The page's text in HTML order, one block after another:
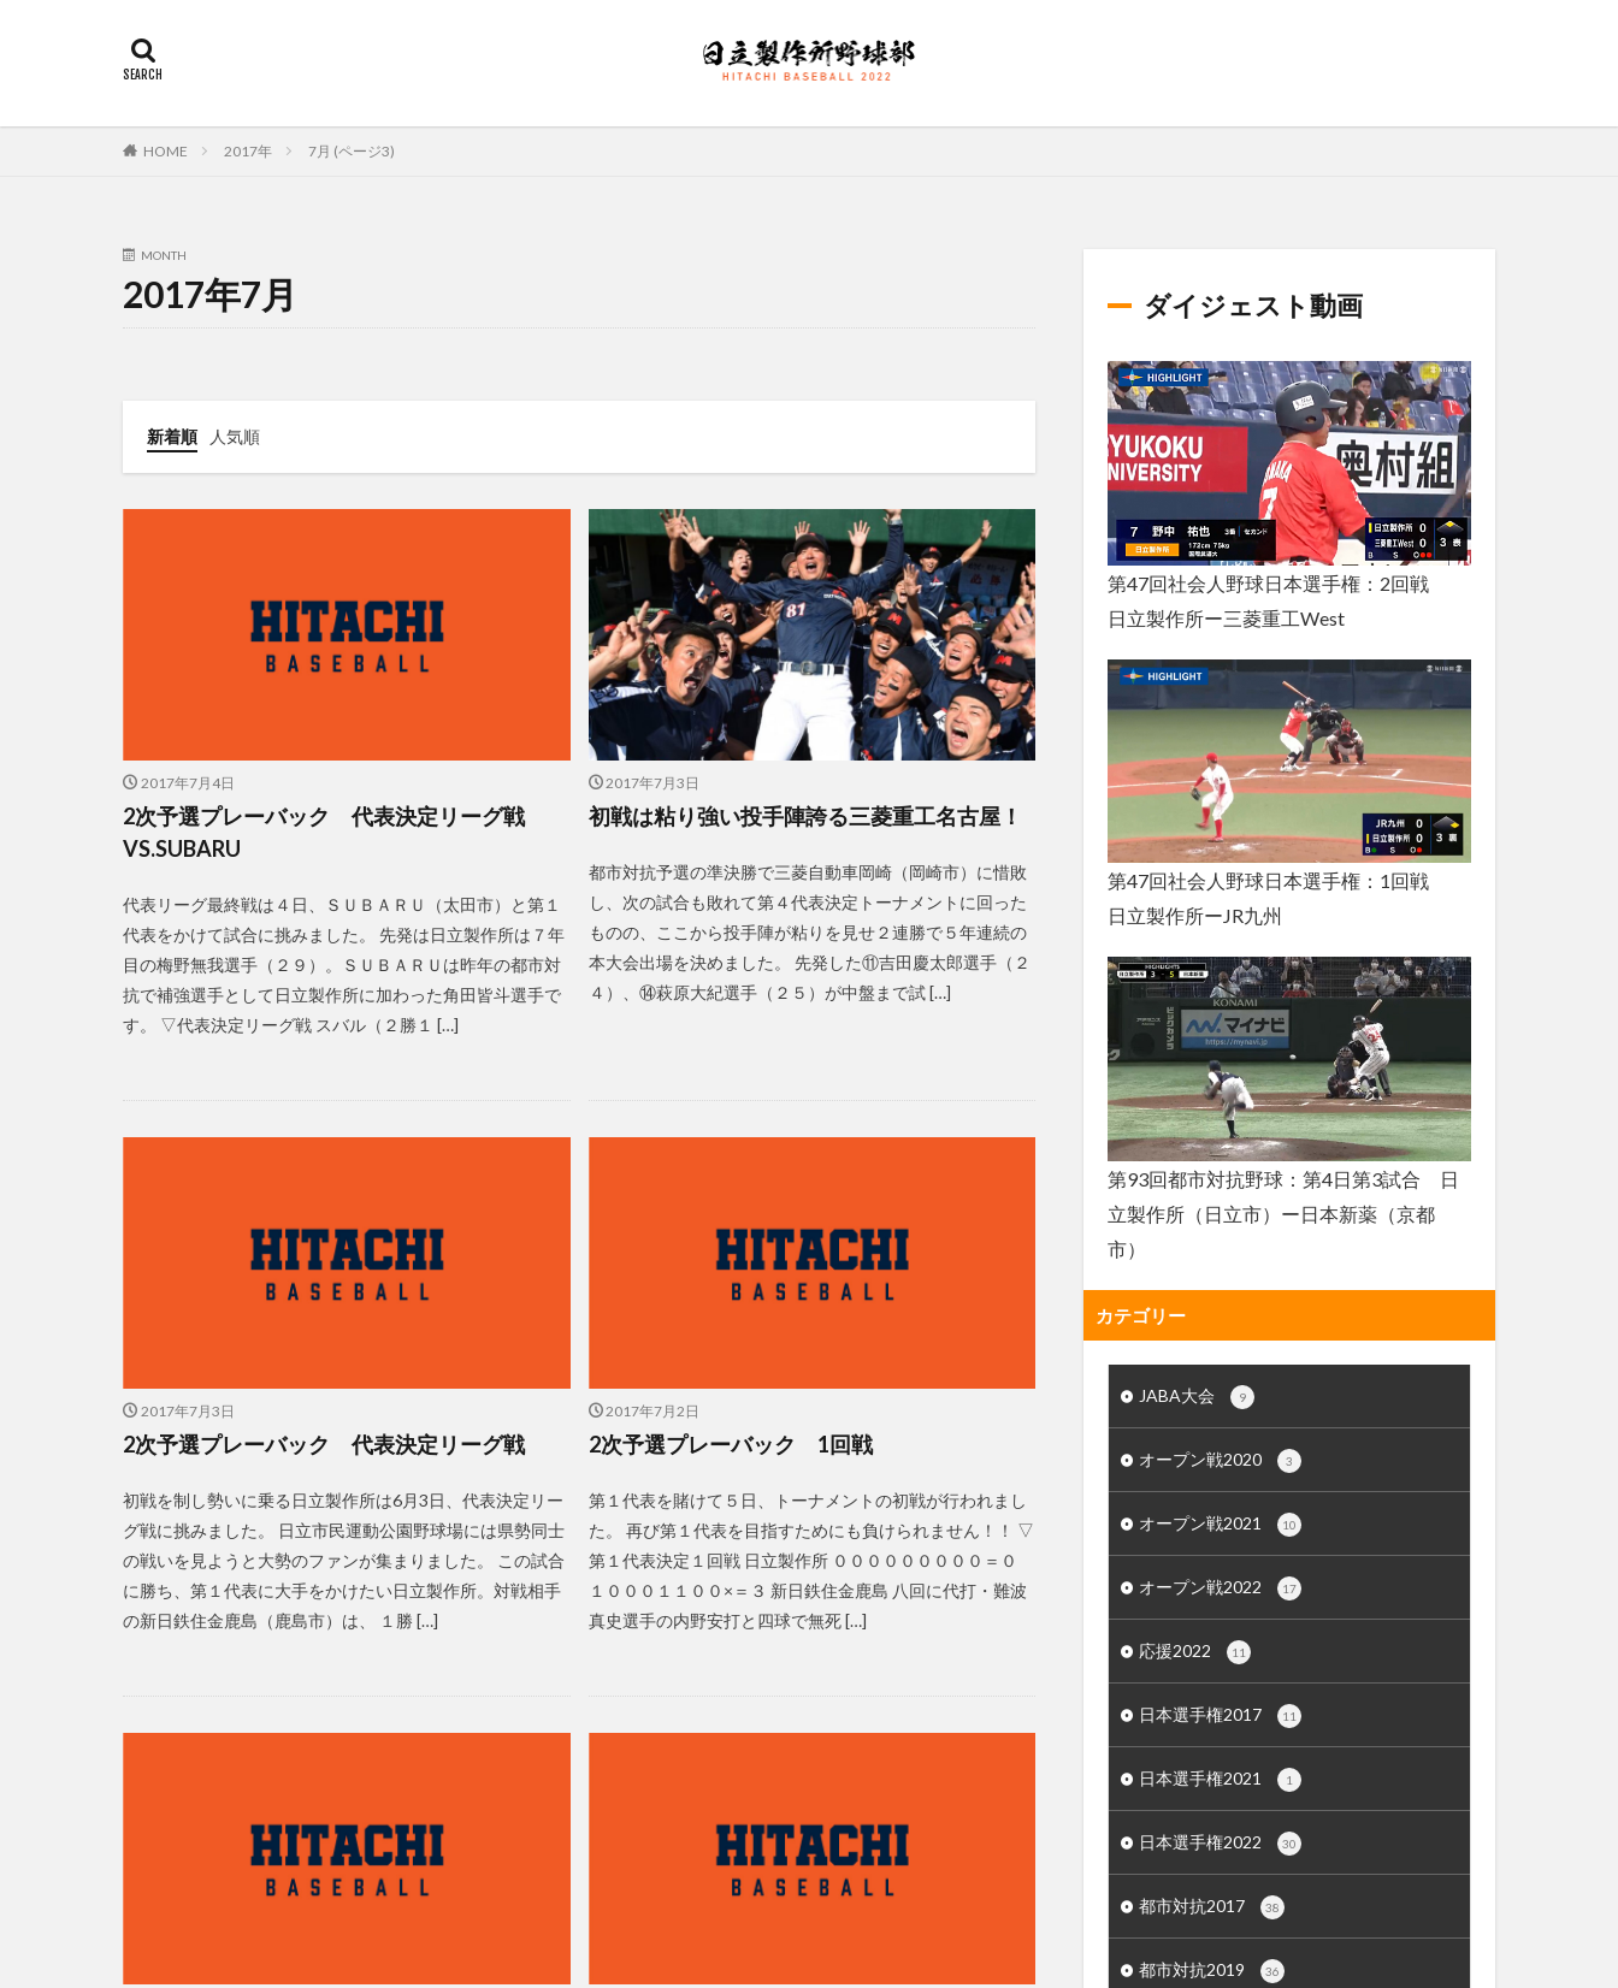
HOME 2017年 7月 (ページ3)
MONTH
2017年7月
新着順 人気順
2017年7月4日
2次予選プレーバック 代表決定リーグ戦
VS.SUBARU
代表リーグ最終戦は４日、ＳＵＢＡＲＵ（太田市）と第１
代表をかけて試合に挑みました。 先発は日立製作所は７年
目の梅野無我選手（２９）。ＳＵＢＡＲＵは昨年の都市対
抗で補強選手として日立製作所に加わった角田皆斗選手で
す。 ▽代表決定リーグ戦 スバル（２勝１ […]
2017年7月3日
初戦は粘り強い投手陣誇る三菱重工名古屋！
都市対抗予選の準決勝で三菱自動車岡崎（岡崎市）に惜敗
し、次の試合も敗れて第４代表決定トーナメントに回った
ものの、ここから投手陣が粘りを見せ２連勝で５年連続の
本大会出場を決めました。 先発した⑪吉田慶太郎選手（２
４）、⑭萩原大紀選手（２５）が中盤まで試 […]
2017年7月3日
2次予選プレーバック 代表決定リーグ戦
初戦を制し勢いに乗る日立製作所は6月3日、代表決定リー
グ戦に挑みました。 日立市民運動公園野球場には県勢同士
の戦いを見ようと大勢のファンが集まりました。 この試合
に勝ち、第１代表に大手をかけたい日立製作所。対戦相手
の新日鉄住金鹿島（鹿島市）は、 １勝 […]
2017年7月2日
2次予選プレーバック 1回戦
第１代表を賭けて５日、トーナメントの初戦が行われまし
た。 再び第１代表を目指すためにも負けられません！！ ▽
第１代表決定１回戦 日立製作所 ０００００００００＝０
１０００１１００×＝３ 新日鉄住金鹿島 八回に代打・難波
真史選手の内野安打と四球で無死 […]
ダイジェスト動画
第47回社会人野球日本選手権：2回戦
日立製作所ー三菱重工West
第47回社会人野球日本選手権：1回戦
日立製作所ーJR九州
第93回都市対抗野球：第4日第3試合 日
立製作所（日立市）ー日本新薬（京都
市）
カテゴリー
JABA大会 9
オープン戦2020 3
オープン戦2021 10
オープン戦2022 17
応援2022 11
日本選手権2017 11
日本選手権2021 1
日本選手権2022 30
都市対抗2017 38
都市対抗2019 36
タグ